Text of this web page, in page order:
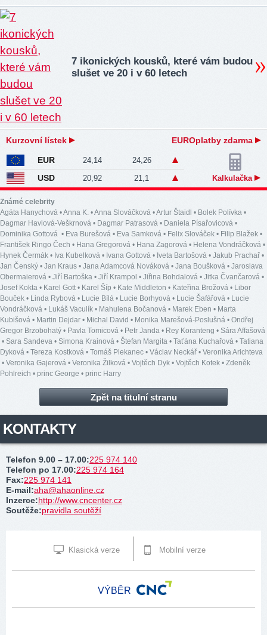
7 ikonických kousků, které vám budou
slušet ve 20 i v 60 letech
Kurzovní lístek EUROplatby zdarma
EUR 24,14 24,26
USD 20,92 21,1 Kalkulačka
Známé celebrity
Agáta Hanychová •Anna K. •Anna Slováčková •Artur Štaidl • Bolek Polívka •
Dagmar Havlová-Veškrnová • Dagmar Patrasová • Daniela Písařovicová •
Dominika Gottová • Eva Burešová • Eva Samková • Felix Slováček • Filip Blažek •
František Ringo Čech • Hana Gregorová • Hana Zagorová • Helena Vondráčková •
Hynek Čermák • Iva Kubelková • Ivana Gottová • Iveta Bartošová • Jakub Prachař •
Jan Čenský • Jan Kraus • Jana Adamcová Nováková • Jana Boušková • Jaroslava
Obermaierová • Jiří Bartoška • Jiří Krampol • Jiřina Bohdalová • Jitka Čvančarová •
Josef Kokta • Karel Gott• Karel Šíp • Kate Middleton • Kateřina Brožová • Libor
Bouček • Linda Rybová • Lucie Bílá • Lucie Borhyová • Lucie Šafářová • Lucie
Vondráčková • Lukáš Vaculík • Mahulena Bočanová • Marek Eben • Marta
Kubišová • Martin Dejdar • Michal David • Monika Marešová-Poslušná • Ondřej
Gregor Brzobohatý • Pavla Tomicová • Petr Janda • Rey Koranteng • Sára Affašová
• Sara Sandeva • Simona Krainová • Štefan Margita • Taťána Kuchařová • Tatiana
Dyková • Tereza Kostková • Tomáš Plekanec • Václav Neckář • Veronika Arichteva
• Veronika Gajerová • Veronika Žilková • Vojtěch Dyk • Vojtěch Kotek • Zdeněk
Pohlreich • princ George • princ Harry
Zpět na titulní stranu
KONTAKTY
Telefon 9.00 – 17.00:225 974 140
Telefon po 17.00:225 974 164
Fax:225 974 141
E-mail:aha@ahaonline.cz
Inzerce:http://www.cncenter.cz
Soutěže:pravidla soutěží
Klasická verze Mobilní verze
VÝBĚR